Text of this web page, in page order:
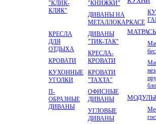
"КЛИК-
КЛЯК"
"КНИЖКИ"
ДИВАНЫ НА
МЕТАЛЛОКАРКАСЕ
ДИВАНЫ
"ТИК-ТАК"
КРЕСЛА
ДЛЯ
ОТДЫХА
КРЕСЛА-
КРОВАТИ
КРОВАТИ
КРОВАТИ
"ТАХТА"
КУХОННЫЕ
УГОЛКИ
ОФИСНЫЕ
ДИВАНЫ
П-
ОБРАЗНЫЕ
ДИВАНЫ
УГЛОВЫЕ
ДИВАНЫ